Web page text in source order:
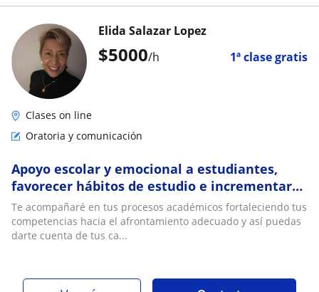
$5000/h 1ª clase gratis
Elida Salazar Lopez
Clases on line
Oratoria y comunicación
Apoyo escolar y emocional a estudiantes,
favorecer hábitos de estudio e incrementar
competencias
Te acompañaré en tus procesos académicos fortaleciendo tus
competencias hacia el afrontamiento adecuado y así puedas
darte cuenta de tus ca...